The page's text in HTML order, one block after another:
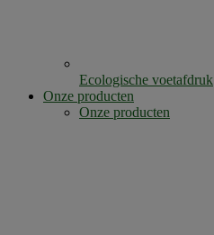
Ecologische voetafdruk
Onze producten
Onze producten